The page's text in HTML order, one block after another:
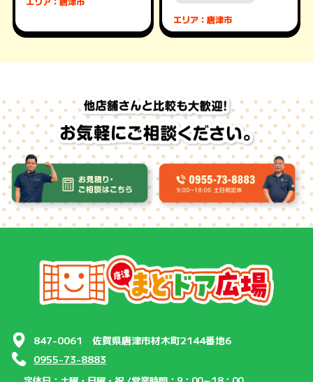
エリア：唐津市
847-0061 佐賀県唐津市材木町2144番地6
0955-73-8883